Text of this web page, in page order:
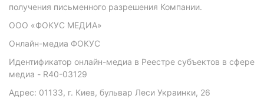
получения письменного разрешения Компании.
ООО «ФОКУС МЕДИА»
Онлайн-медиа ФОКУС
Идентификатор онлайн-медиа в Реестре субъектов в сфере
медиа - R40-03129
Адрес: 01133, г. Киев, бульвар Леси Украинки, 26